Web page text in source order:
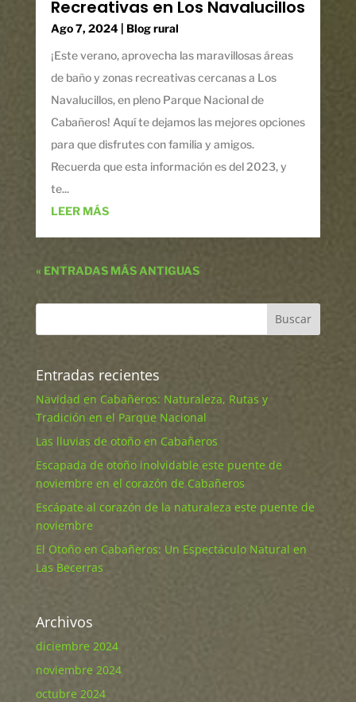
Recreativas en Los Navalucillos
Ago 7, 2024| Blog rural
¡Este verano, aprovecha las maravillosas áreas
de baño y zonas recreativas cercanas a Los
Navalucillos, en pleno Parque Nacional de
Cabañeros! Aquí te dejamos las mejores opciones
para que disfrutes con familia y amigos.
Recuerda que esta información es del 2023, y
te...
LEER MÁS
« ENTRADAS MÁS ANTIGUAS
Entradas recientes
Navidad en Cabañeros: Naturaleza, Rutas y
Tradición en el Parque Nacional
Las lluvias de otoño en Cabañeros
Escapada de otoño inolvidable este puente de
noviembre en el corazón de Cabañeros
Escápate al corazón de la naturaleza este puente de
noviembre
El Otoño en Cabañeros: Un Espectáculo Natural en
Las Becerras
Archivos
diciembre 2024
noviembre 2024
octubre 2024